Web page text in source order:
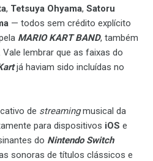
, Tetsuya Ohyama, Satoru
— todos sem crédito explícito
MARIO KART BAND, também
lembrar que as faixas do
já haviam sido incluídas no
de streamingmusical da
para dispositivos iOS e
do Nintendo Switch
sonoras de títulos clássicos e